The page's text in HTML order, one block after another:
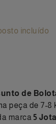
incluído
de
peça de 7-
marca 5